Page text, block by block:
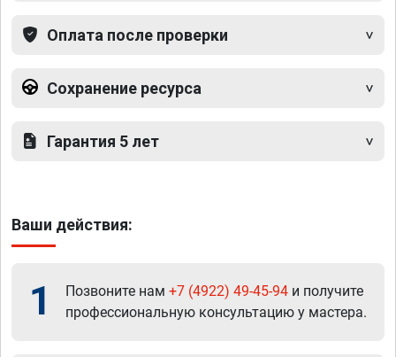
Оплата после проверки
Сохранение ресурса
Гарантия 5 лет
Ваши действия:
1 Позвоните нам +7 (4922) 49-45-94 и получите
профессиональную консультацию у мастера.